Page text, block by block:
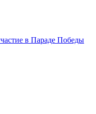
в Параде Победы